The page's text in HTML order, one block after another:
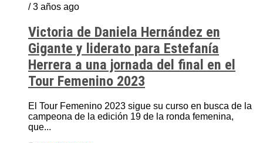
/ 3 años ago
Victoria de Daniela Hernández en
Gigante y liderato para Estefanía
Herrera a una jornada del final en el
Tour Femenino 2023
El Tour Femenino 2023 sigue su curso en busca de la
campeona de la edición 19 de la ronda femenina,
que...